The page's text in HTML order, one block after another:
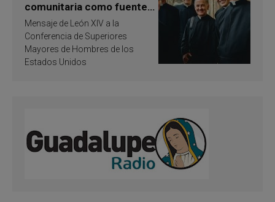
comunitaria como fuente
de inspiración y
santificación
Mensaje de León XIV a la
Conferencia de Superiores
Mayores de Hombres de los
Estados Unidos